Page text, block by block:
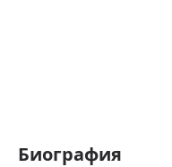
Биография